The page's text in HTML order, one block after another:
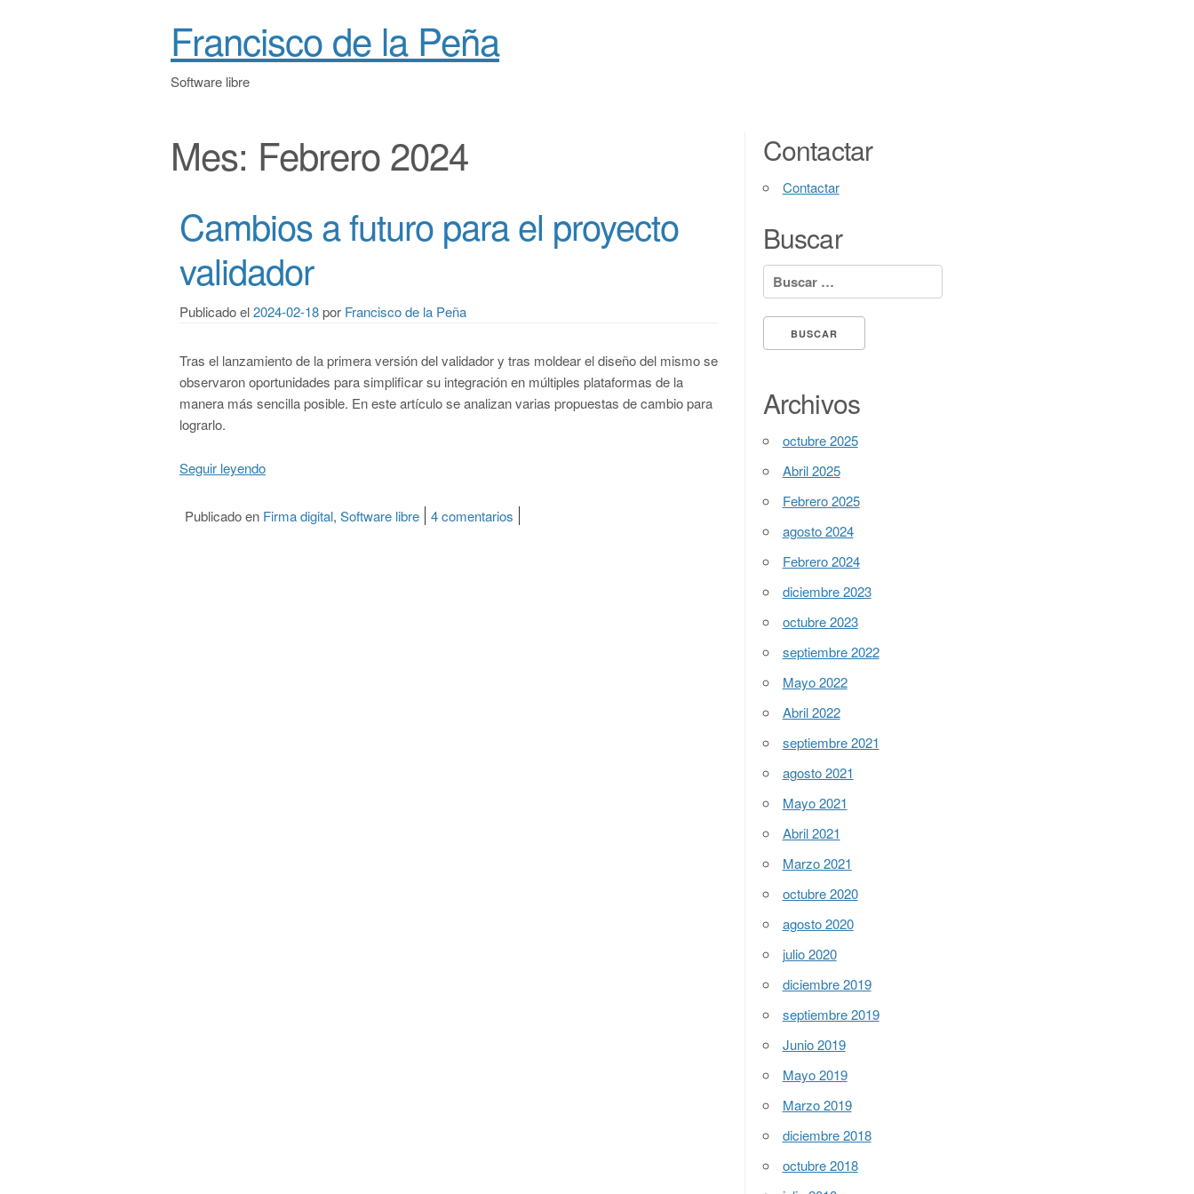
Francisco de la Peña
Software libre
Mes: Febrero 2024
Cambios a futuro para el proyecto
validador
Publicado el2024-02-18por Francisco de la Peña
Tras el lanzamiento de la primera versión del validador y tras moldear el diseño del mismo se
observaron oportunidades para simplificar su integración en múltiples plataformas de la
manera más sencilla posible. En este artículo se analizan varias propuestas de cambio para
lograrlo.
Seguir leyendo
Publicado en Firma digital, Software libre 4 comentarios
Contactar
Contactar
Buscar
Buscar:
Archivos
octubre 2025
Abril 2025
Febrero 2025
agosto 2024
Febrero 2024
diciembre 2023
octubre 2023
septiembre 2022
Mayo 2022
Abril 2022
septiembre 2021
agosto 2021
Mayo 2021
Abril 2021
Marzo 2021
octubre 2020
agosto 2020
julio 2020
diciembre 2019
septiembre 2019
Junio 2019
Mayo 2019
Marzo 2019
diciembre 2018
octubre 2018